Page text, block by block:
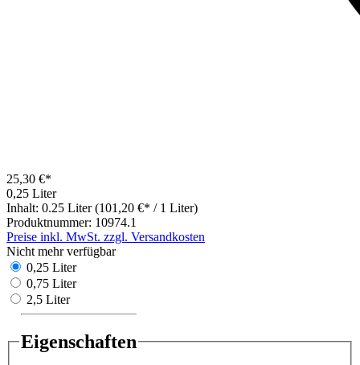
25,30 €*
0,25 Liter
Inhalt: 0.25 Liter (101,20 €* / 1 Liter)
Produktnummer: 10974.1
Preise inkl. MwSt. zzgl. Versandkosten
Nicht mehr verfügbar
0,25 Liter
0,75 Liter
2,5 Liter
Eigenschaften